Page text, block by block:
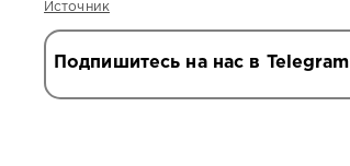
Источник
Подпишитесь на нас в Telegram